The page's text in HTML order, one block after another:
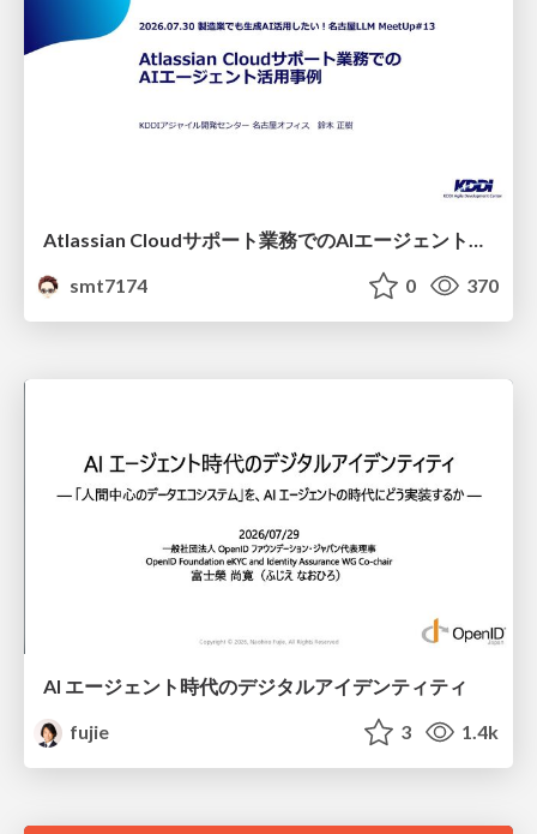
Atlassian Cloudサポート業務でのAIエージェント活用事例
smt7174
0 370
AI エージェント時代のデジタルアイデンティティ
fujie
3 1.4k